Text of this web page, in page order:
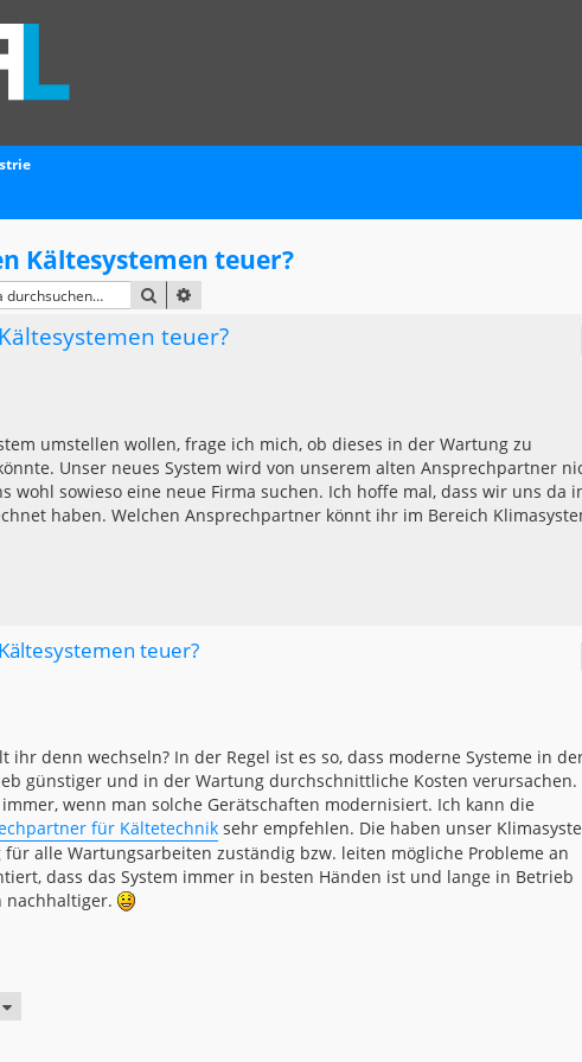
Kältesystemen teuer?
SUCHE
teuer?
umstellen wollen, frage ich mich, ob dieses in der Wartung zu
Unser neues System wird von unserem alten Ansprechpartner
wohl sowieso eine neue Firma suchen. Ich hoffe mal, dass wir uns da
haben. Welchen Ansprechpartner könnt ihr im Bereich
teuer?
ihr denn wechseln? In der Regel ist es so, dass moderne Systeme in
günstiger und in der Wartung durchschnittliche Kosten verursachen.
wenn man solche Gerätschaften modernisiert. Ich kann die
für Kältetechnik sehr empfehlen. Die haben unser
alle Wartungsarbeiten zuständig bzw. leiten mögliche Probleme an
dass das System immer in besten Händen ist und lange in Betrieb
nachhaltiger.